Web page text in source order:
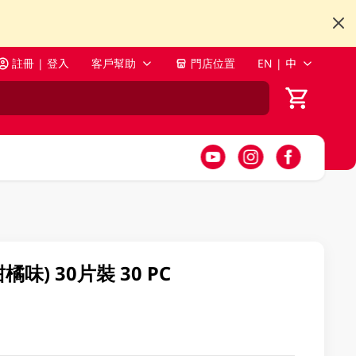
註冊 | 登入 客戶幫助 門店位置 EN | 中
橘味) 30片裝 30 PC